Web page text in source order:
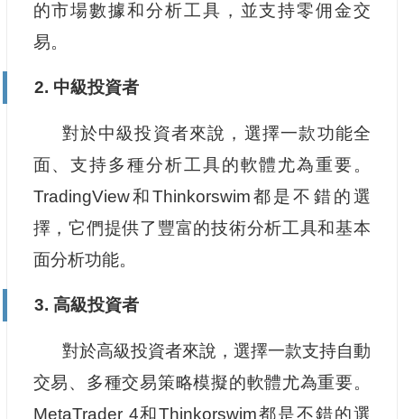
的市場數據和分析工具，並支持零佣金交
易。
2. 中級投資者
對於中級投資者來說，選擇一款功能全
面、支持多種分析工具的軟體尤為重要。
TradingView和Thinkorswim都是不錯的選
擇，它們提供了豐富的技術分析工具和基本
面分析功能。
3. 高級投資者
對於高級投資者來說，選擇一款支持自動
交易、多種交易策略模擬的軟體尤為重要。
MetaTrader 4和Thinkorswim都是不錯的選